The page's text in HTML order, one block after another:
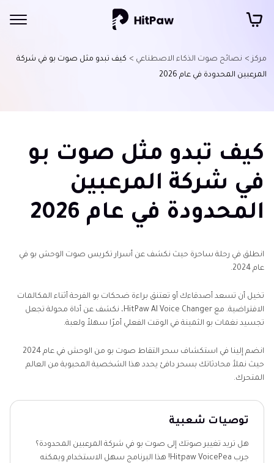
مركز > نصائح صوت الذكاء الاصطناعي > كيف تبدو مثل صوت بو في شركة
المرعبين المحدودة في عام 2026
كيف تبدو مثل صوت بو
في شركة المرعبين
المحدودة في عام 2026
انطلق في رحلة ساحرة حيث نكشف عن أسرار تكريس صوت الوحش بو في
عام 2024.
تخيل أن تسعد أصدقاءك أو تعتنق براءة ضحكات بو الفرحة أثناء المكالمات
الافتراضية. مع HitPaw AI Voice Changer، نكشف عن أداة محولة تجعل
تجسيد نغمات بو الثمينة في الوقت الفعلي أمرًا سهلاً ولعبة.
انضم إلينا في استكشاف سحر التقاط صوت بو من الوحش في عام 2024
حيث نملأ محادثاتك بسحر دافئ يحدد هذا الشخصية المحبوبة من العالم
المتحرك.
توصيات شعبية
هل تريد تغيير صوتك إلى صوت بو في شركة المرعبين المحدودة؟
جرب Hitpaw VoicePea! هذا البرنامج سهل الاستخدام ويمكنه